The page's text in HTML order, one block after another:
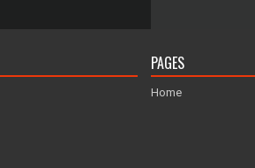
PAGES
Home